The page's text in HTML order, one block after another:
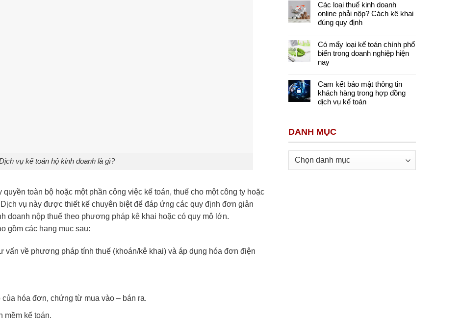
vụ kế toán hộ kinh doanh là gì?
toàn bộ hoặc một phần công việc kế toán, thuế cho một công ty hoặc
vụ này được thiết kế chuyên biệt để đáp ứng các quy định đơn giản
doanh nộp thuế theo phương pháp kê khai hoặc có quy mô lớn.
gồm các hạng mục sau:
vấn về phương pháp tính thuế (khoán/kê khai) và áp dụng hóa đơn điện
hóa đơn, chứng từ mua vào – bán ra.
mềm kế toán.
Các loại thuế kinh doanh
online phải nộp? Cách kê khai
đúng quy định
Có mấy loại kế toán chính phổ
biến trong doanh nghiệp hiện
nay
Cam kết bảo mật thông tin
khách hàng trong hợp đồng
dịch vụ kế toán
DANH MỤC
Danh